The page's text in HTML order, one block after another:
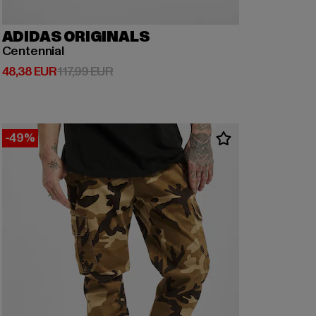
ADIDAS ORIGINALS
Centennial
48,38 EUR
Derzeitiger Preis: 48,38 EUR
117,99 EURAktionspreis: 117,99 EUR
-49%